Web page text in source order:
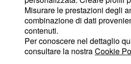
ma con la nuova norma sono
eletti al di fuori dei confini
descritta porterebbe l'Italia ad
proporzione fra parlamentari e
Misurare le prestazioni degli
combinazione di dati
contenuti.
Per conoscere nel dettaglio
consultare la nostraCookie